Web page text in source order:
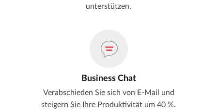
unterstützen.
Business Chat
Verabschieden Sie sich von E-Mail und
steigern Sie Ihre Produktivität um 40 %.